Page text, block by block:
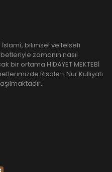
bilimsel ve felsefi
zamanın nasıl
bir ortama HİDAYET MEKTEBİ
Risale-i Nur Külliyatı